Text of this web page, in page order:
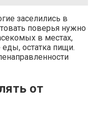
заселились в
поверья нужно
в местах,
остатка пищи.
от